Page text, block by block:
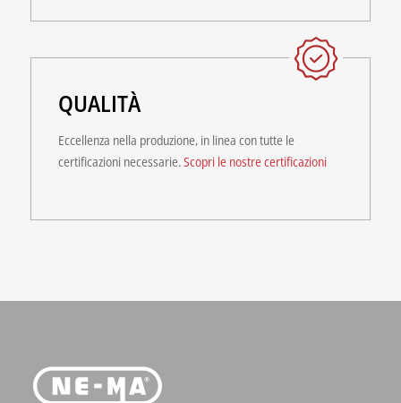
QUALITÀ
Eccellenza nella produzione, in linea con tutte le
certificazioni necessarie.Scopri le nostre certificazioni